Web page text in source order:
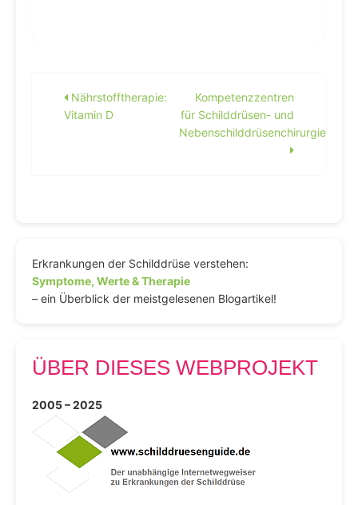
Beitragsnavigation
Nährstofftherapie:
Vitamin D
Kompetenzzentren
für Schilddrüsen- und
Nebenschilddrüsenchirurgie
Erkrankungen der Schilddrüse verstehen:
Symptome, Werte & Therapie
– ein Überblick der meistgelesenen Blogartikel!
ÜBER DIESES WEBPROJEKT
2005 – 2025